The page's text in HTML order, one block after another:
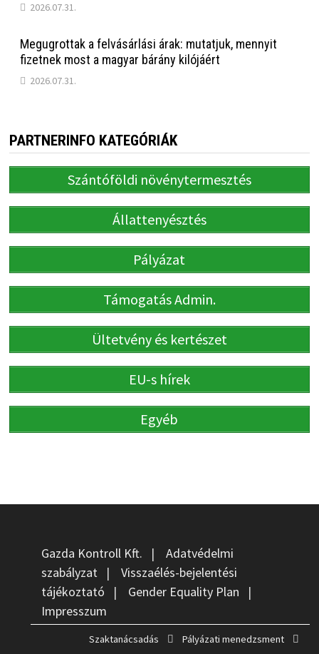
2026.07.31.
Megugrottak a felvásárlási árak: mutatjuk, mennyit
fizetnek most a magyar bárány kilójáért
2026.07.31.
PARTNERINFO KATEGÓRIÁK
Szántóföldi növénytermesztés
Állattenyésztés
Pályázat
Támogatás Admin.
Ültetvény és kertészet
EU-s hírek
Egyéb
Gazda Kontroll Kft. | Adatvédelmi
szabályzat| Visszaélés-bejelentési
tájékoztató | Gender Equality Plan |
Impresszum
Szaktanácsadás
Pályázati menedzsment